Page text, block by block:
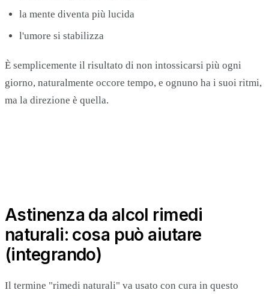
la mente diventa più lucida
l'umore si stabilizza
È semplicemente il risultato di non intossicarsi più ogni
giorno, naturalmente occore tempo, e ognuno ha i suoi ritmi,
ma la direzione è quella.
Astinenza da alcol rimedi
naturali: cosa può aiutare
(integrando)
Il termine "rimedi naturali" va usato con cura in questo